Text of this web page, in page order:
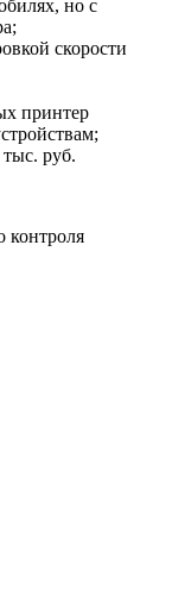
но с
скорости
принтер
руб.
контроля